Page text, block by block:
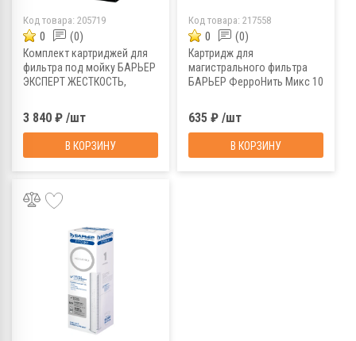
Код товара: 205719
0 (0)
Комплект картриджей для
фильтра под мойку БАРЬЕР
ЭКСПЕРТ ЖЕСТКОСТЬ,
3 840 ₽ /шт
В КОРЗИНУ
Код товара: 217558
0 (0)
Картридж для
магистрального фильтра
БАРЬЕР ФерроНить Микс 10
635 ₽ /шт
В КОРЗИНУ